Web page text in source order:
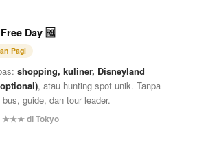
Day 🆓
Pagi
shopping, kuliner, Disneyland
, atau hunting spot unik. Tanpa
bus, guide, dan tour leader.
★★★ di Tokyo